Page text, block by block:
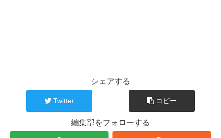
シェアする
Twitter コピー
編集部をフォローする